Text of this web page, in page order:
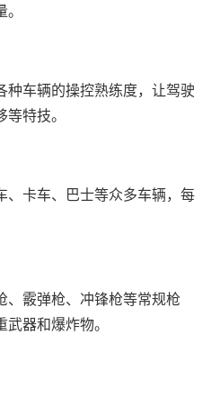
种车辆的操控熟练度，让驾驶
特技。
、卡车、巴士等众多车辆，每
、霰弹枪、冲锋枪等常规枪
器和爆炸物。